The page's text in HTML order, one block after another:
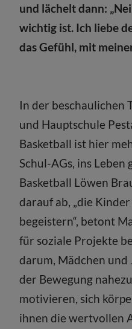
und lächelt dann:
wichtig ist. Ich liebe
das Gefühl, mit
In der beschaulichen
und Hauptschule
Basketball ist hier
Schul-AGs, ins Leben
Basketball Löwen
darauf ab, „die
begeistern“, betont
für soziale Projekte
darum, Mädchen und
der Bewegung
motivieren, sich
ihnen die wertvollen